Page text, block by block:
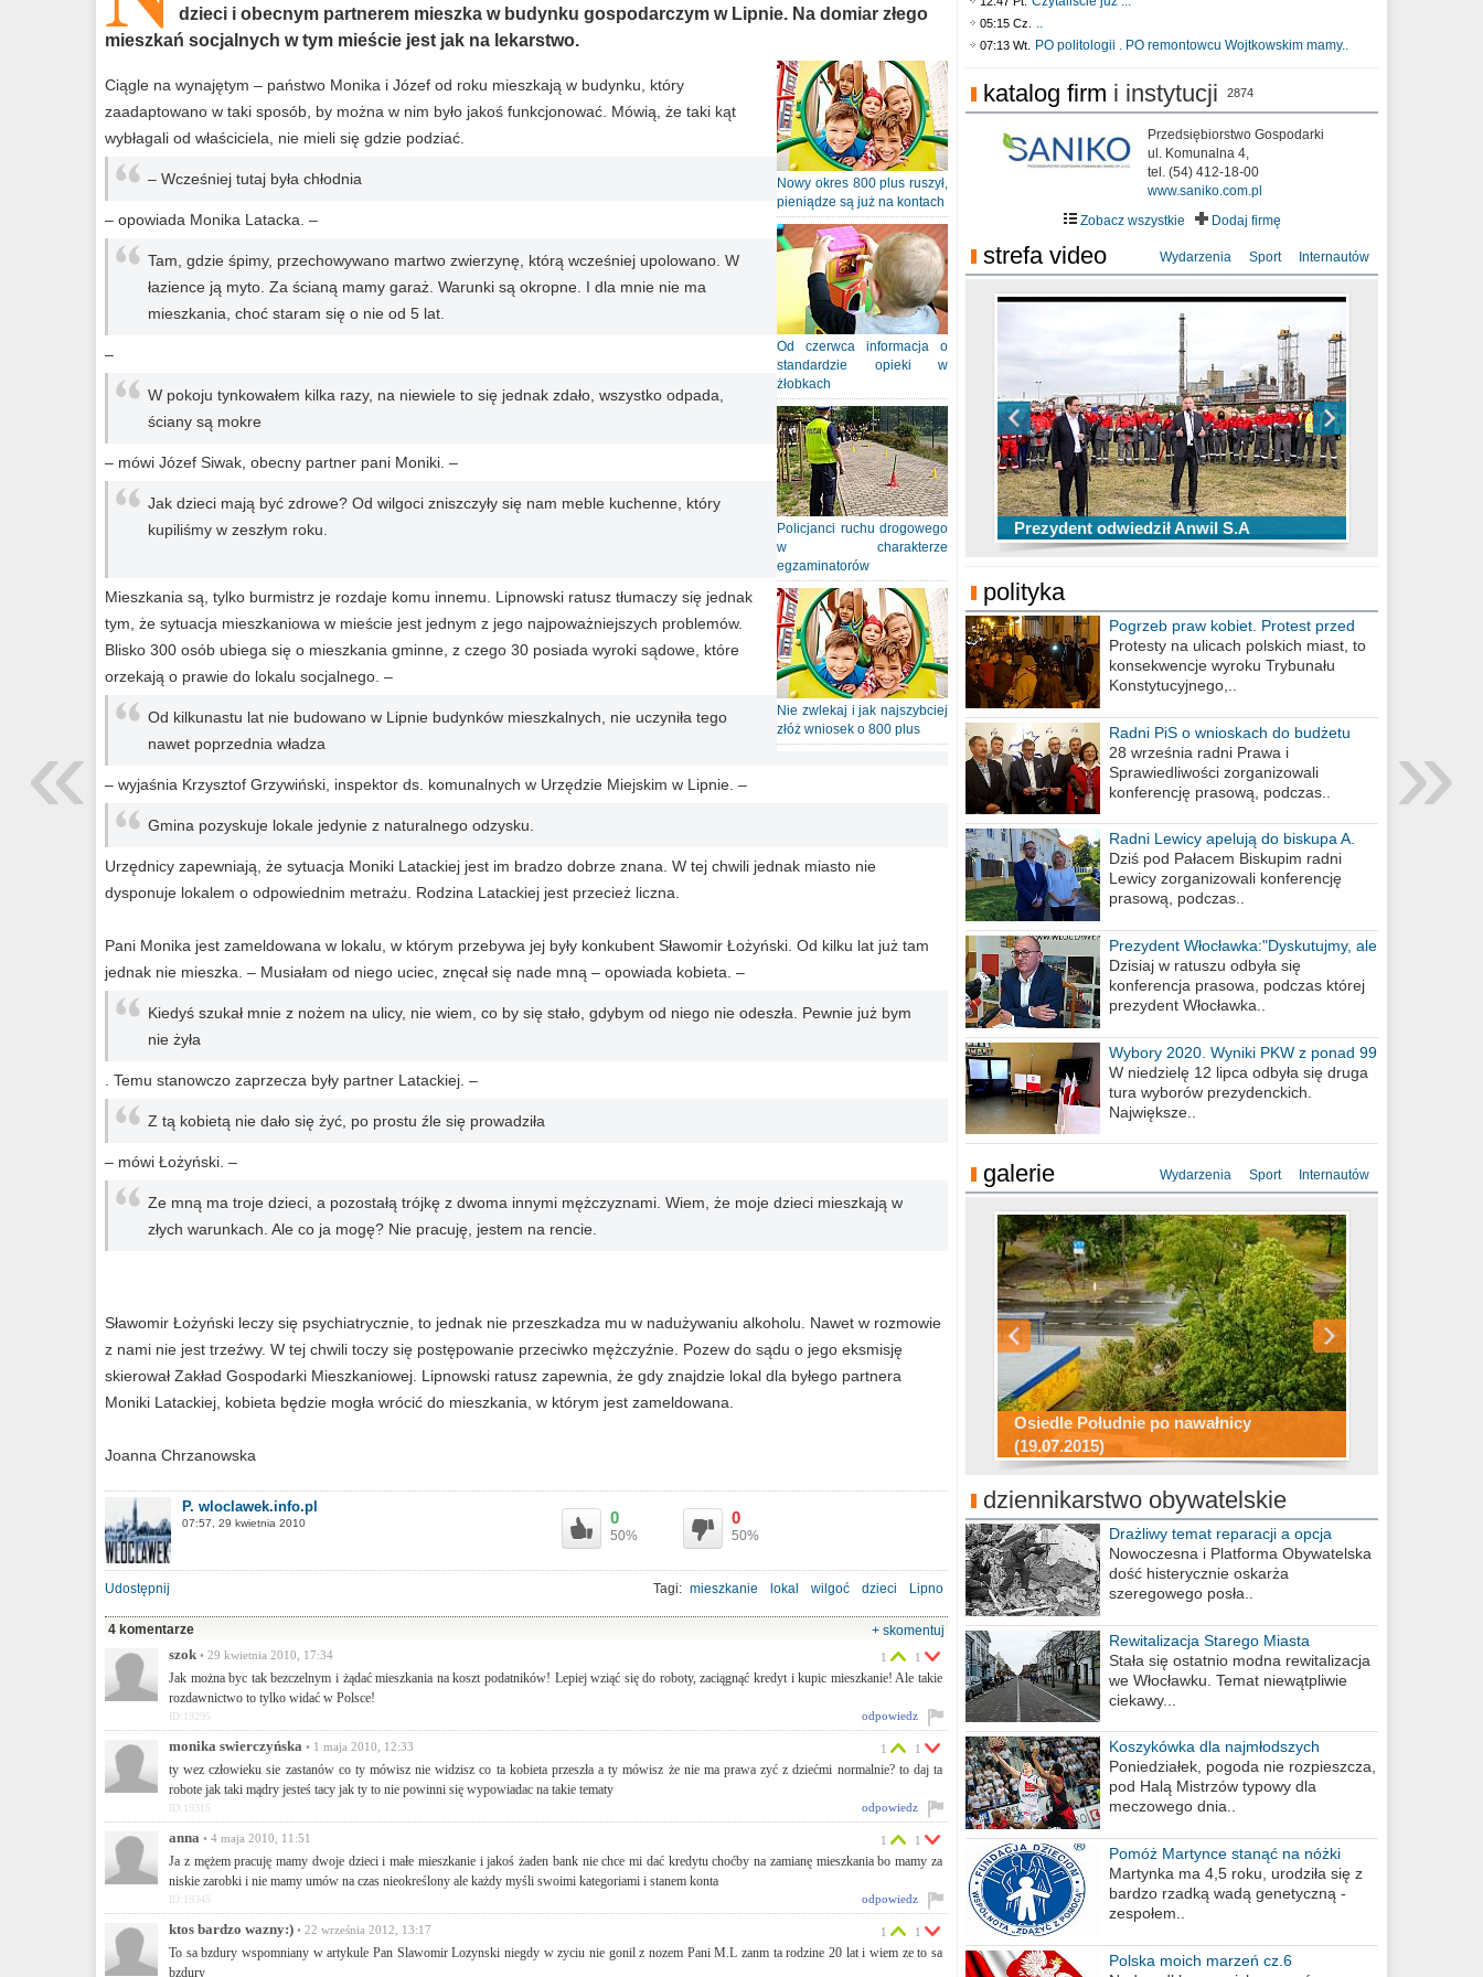
dzieci i obecnym partnerem mieszka w budynku gospodarczym w Lipnie. Na domiar złego
mieszkań socjalnych w tym mieście jest jak na lekarstwo.
Nowy okres 800 plus ruszył,
pieniądze są już na kontach
Od czerwca informacja o
standardzie opieki w
żłobkach
Policjanci ruchu drogowego
w charakterze
egzaminatorów
Nie zwlekaj i jak najszybciej
złóż wniosek o 800 plus
Ciągle na wynajętym – państwo Monika i Józef od roku mieszkają w budynku, który
zaadaptowano w taki sposób, by można w nim było jakoś funkcjonować. Mówią, że taki kąt
wybłagali od właściciela, nie mieli się gdzie podziać.
– Wcześniej tutaj była chłodnia
– opowiada Monika Latacka. –
Tam, gdzie śpimy, przechowywano martwo zwierzynę, którą wcześniej upolowano. W
łazience ją myto. Za ścianą mamy garaż. Warunki są okropne. I dla mnie nie ma
mieszkania, choć staram się o nie od 5 lat.
–
W pokoju tynkowałem kilka razy, na niewiele to się jednak zdało, wszystko odpada,
ściany są mokre
– mówi Józef Siwak, obecny partner pani Moniki. –
Jak dzieci mają być zdrowe? Od wilgoci zniszczyły się nam meble kuchenne, który
kupiliśmy w zeszłym roku.
Mieszkania są, tylko burmistrz je rozdaje komu innemu. Lipnowski ratusz tłumaczy się jednak
tym, że sytuacja mieszkaniowa w mieście jest jednym z jego najpoważniejszych problemów.
Blisko 300 osób ubiega się o mieszkania gminne, z czego 30 posiada wyroki sądowe, które
orzekają o prawie do lokalu socjalnego. –
Od kilkunastu lat nie budowano w Lipnie budynków mieszkalnych, nie uczyniła tego
nawet poprzednia władza
– wyjaśnia Krzysztof Grzywiński, inspektor ds. komunalnych w Urzędzie Miejskim w Lipnie. –
Gmina pozyskuje lokale jedynie z naturalnego odzysku.
Urzędnicy zapewniają, że sytuacja Moniki Latackiej jest im bradzo dobrze znana. W tej chwili jednak miasto nie
dysponuje lokalem o odpowiednim metrażu. Rodzina Latackiej jest przecież liczna.
Pani Monika jest zameldowana w lokalu, w którym przebywa jej były konkubent Sławomir Łożyński. Od kilku lat już tam
jednak nie mieszka. – Musiałam od niego uciec, znęcał się nade mną – opowiada kobieta. –
Kiedyś szukał mnie z nożem na ulicy, nie wiem, co by się stało, gdybym od niego nie odeszła. Pewnie już bym
nie żyła
. Temu stanowczo zaprzecza były partner Latackiej. –
Z tą kobietą nie dało się żyć, po prostu źle się prowadziła
– mówi Łożyński. –
Ze mną ma troje dzieci, a pozostałą trójkę z dwoma innymi mężczyznami. Wiem, że moje dzieci mieszkają w
złych warunkach. Ale co ja mogę? Nie pracuję, jestem na rencie.
Sławomir Łożyński leczy się psychiatrycznie, to jednak nie przeszkadza mu w nadużywaniu alkoholu. Nawet w rozmowie
z nami nie jest trzeźwy. W tej chwili toczy się postępowanie przeciwko mężczyźnie. Pozew do sądu o jego eksmisję
skierował Zakład Gospodarki Mieszkaniowej. Lipnowski ratusz zapewnia, że gdy znajdzie lokal dla byłego partnera
Moniki Latackiej, kobieta będzie mogła wrócić do mieszkania, w którym jest zameldowana.
Joanna Chrzanowska
P. wloclawek.info.pl
07:57, 29 kwietnia 2010 0
50%
0
50%
Udostępnij Tagi: mieszkanie lokal wilgoć dzieci Lipno
4 komentarze
+ skomentuj
szok • 29 kwietnia 2010, 17:34
Jak można byc tak bezczelnym i żądać mieszkania na koszt podatników! Lepiej wziąć się do roboty, zaciągnąć kredyt i kupic mieszkanie! Ale takie
rozdawnictwo to tylko widać w Polsce!
1 1
odpowiedz
ID:19295
monika swierczyńska • 1 maja 2010, 12:33
ty wez człowieku sie zastanów co ty mówisz nie widzisz co ta kobieta przeszła a ty mówisz że nie ma prawa zyć z dziećmi normalnie? to daj ta
robote jak taki mądry jesteś tacy jak ty to nie powinni się wypowiadac na takie tematy
1 1
odpowiedz
ID:19315
anna • 4 maja 2010, 11:51
Ja z mężem pracuję mamy dwoje dzieci i małe mieszkanie i jakoś żaden bank nie chce mi dać kredytu choćby na zamianę mieszkania bo mamy za
niskie zarobki i nie mamy umów na czas nieokreślony ale każdy myśli swoimi kategoriami i stanem konta
1 1
odpowiedz
ID:19345
ktos bardzo wazny:) • 22 września 2012, 13:17
To sa bzdury wspomniany w artykule Pan Slawomir Lozynski niegdy w zyciu nie gonil z nozem Pani M.L zanm ta rodzine 20 lat i wiem ze to sa
bzdury
1 1
05:15 Cz. ..
07:13 Wt. PO politologii . PO remontowcu Wojtkowskim mamy..
katalog firm i instytucji 2874
Przedsiębiorstwo Gospodarki
ul. Komunalna 4,
tel. (54) 412-18-00
www.saniko.com.pl
Zobacz wszystkie
Dodaj firmę
strefa video Wydarzenia Sport Internautów
Prezydent odwiedził Anwil S.A
TOP 10 przechwytów Anwilu Włocławek
w EBL w sezonie 2019/2020
TOP 5 rzutów Anwilu Włocławek w BCL
w sezonie 2019/2020
Ni To Ponk - W oczach mamy strach
sixf33t .Last Year DRONE FOOTAGE
Włocławek
XXIII Sesja Rady Miasta Włocławek VIII
kadencji w dniu 09.06.2020 r.
polityka
Pogrzeb praw kobiet. Protest przed
biurem poselskim PiS
Protesty na ulicach polskich miast, to
konsekwencje wyroku Trybunału
Konstytucyjnego,..
Radni PiS o wnioskach do budżetu
miasta na 2021 rok
28 września radni Prawa i
Sprawiedliwości zorganizowali
konferencję prasową, podczas..
Radni Lewicy apelują do biskupa A.
Wiesława Meringa
Dziś pod Pałacem Biskupim radni
Lewicy zorganizowali konferencję
prasową, podczas..
Prezydent Włocławka:"Dyskutujmy, ale
nie obrażajmy się”
Dzisiaj w ratuszu odbyła się
konferencja prasowa, podczas której
prezydent Włocławka..
Wybory 2020. Wyniki PKW z ponad 99
procent obwodów
W niedzielę 12 lipca odbyła się druga
tura wyborów prezydenckich.
Największe..
galerie Wydarzenia Sport Internautów
Osiedle Południe po nawałnicy
(19.07.2015)
Wizytówka Włocławka
polowanie wigilijne 2014
Miasto kładzie się do snu .
Konkurs fotograficzny "Co to za
miejsca"
Ścieżka rowerowa w naszym mieście
dziennikarstwo obywatelskie
Drażliwy temat reparacji a opcja
berlińska
Nowoczesna i Platforma Obywatelska
dość histerycznie oskarża
szeregowego posła..
Rewitalizacja Starego Miasta
Stała się ostatnio modna rewitalizacja
we Włocławku. Temat niewątpliwie
ciekawy...
Koszykówka dla najmłodszych
Poniedziałek, pogoda nie rozpieszcza,
pod Halą Mistrzów typowy dla
meczowego dnia..
Pomóż Martynce stanąć na nóżki
Martynka ma 4,5 roku, urodziła się z
bardzo rzadką wadą genetyczną -
zespołem..
Polska moich marzeń cz.6
»
«